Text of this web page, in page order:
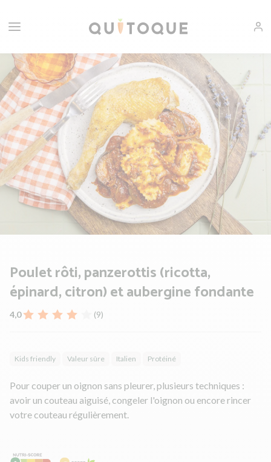
Poulet rôti, panzerottis (ricotta,
épinard, citron) et aubergine fondante
4,0 (9)
Kids friendly Valeur sûre Italien Protéiné
Pour couper un oignon sans pleurer, plusieurs techniques :
avoir un couteau aiguisé, congeler l'oignon ou encore rincer
votre couteau régulièrement.